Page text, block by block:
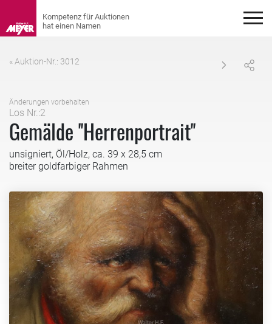
« Auktion-Nr.: 3012
Änderungen vorbehalten
Los Nr.:2
Gemälde ''Herrenportrait''
unsigniert, Öl/Holz, ca. 39 x 28,5 cm
breiter goldfarbiger Rahmen